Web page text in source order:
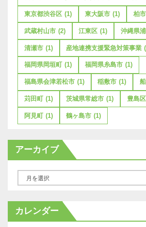
東京都渋谷区 (1) 東大阪市 (1) 柏市
武蔵村山市 (2) 江東区 (1) 沖縄県
清瀬市 (1) 産地連携支援緊急対策事業
福岡県岡垣町 (1) 福岡県糸島市 (1)
福島県会津若松市 (1) 稲敷市 (1)
苅田町 (1) 茨城県常総市 (1) 豊島区
阿見町 (1) 鶴ヶ島市 (1)
アーカイブ
カ
イ
カレンダー